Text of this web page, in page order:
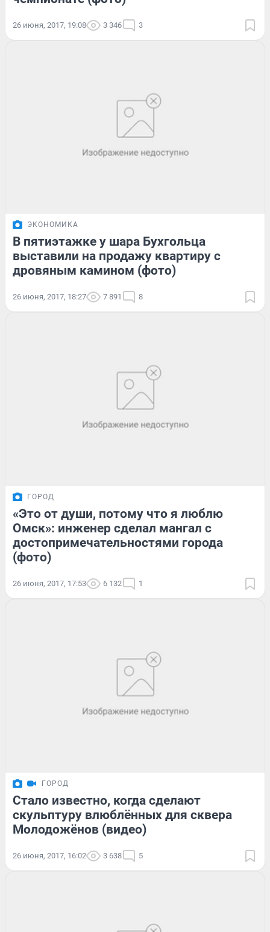
26 июня, 2017, 19:08 3 346 3
ЭКОНОМИКА
В пятиэтажке у шара Бухгольца
выставили на продажу квартиру с
дровяным камином (фото)
26 июня, 2017, 18:27 7 891 8
ГОРОД
«Это от души, потому что я люблю
Омск»: инженер сделал мангал с
достопримечательностями города
(фото)
26 июня, 2017, 17:53 6 132 1
ГОРОД
Стало известно, когда сделают
скульптуру влюблённых для сквера
Молодожёнов (видео)
26 июня, 2017, 16:02 3 638 5